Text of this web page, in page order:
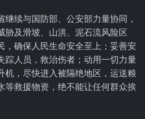
继续与国防部、公安部力量协同，
胁及滑坡、山洪、泥石流风险区
，确保人民生命安全至上；妥善安
踪人员，救治伤者；动用一切力量
机，尽快进入被隔绝地区，运送粮
等救援物资，绝不能让任何群众挨